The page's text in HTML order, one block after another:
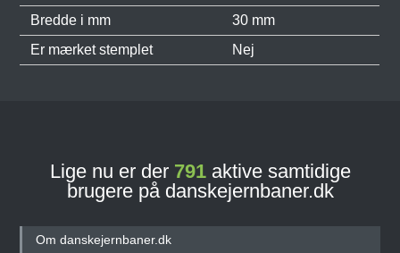
Bredde i mm
30 mm
Er mærket stemplet
Nej
Lige nu er der 791aktive samtidige
brugere på danskejernbaner.dk
Om danskejernbaner.dk